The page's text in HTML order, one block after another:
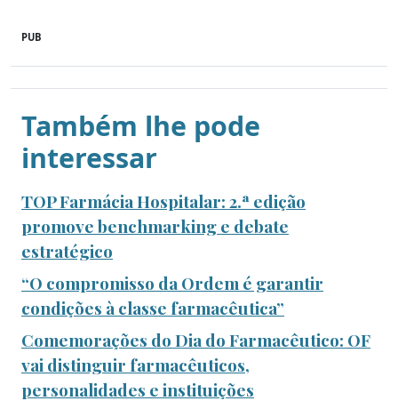
PUB
Também lhe pode
interessar
TOP Farmácia Hospitalar: 2.ª edição
promove benchmarking e debate
estratégico
“O compromisso da Ordem é garantir
condições à classe farmacêutica”
Comemorações do Dia do Farmacêutico: OF
vai distinguir farmacêuticos,
personalidades e instituições